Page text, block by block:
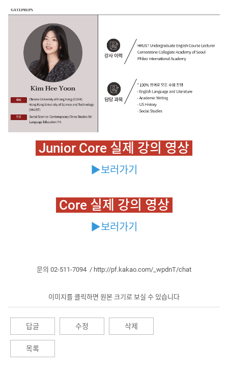
Junior Core 실제 강의 영상
▶보러가기
Core 실제 강의 영상
▶보러가기
문의 02-511-7094 / http://pf.kakao.com/_wpdnT/chat
이미지를 클릭하면 원본 크기로 보실 수 있습니다
답글 수정 삭제
목록